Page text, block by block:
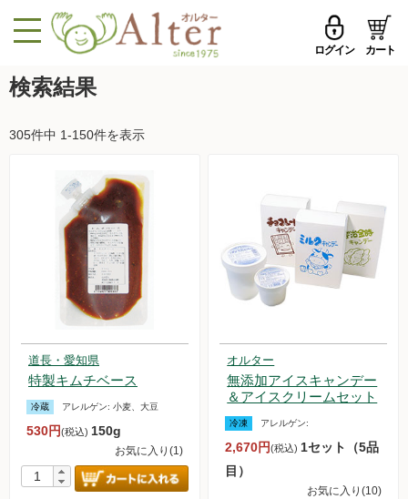
ログイン カート
メールアドレス
メールアドレスを保存する
パスワードを忘れた方はこちら
初めての方へ
新規一般会員登録
MENU
トップページへ戻る
セール品・おすすめ
お試しセット
今週の新登場
野菜
果物
無農薬豆
パン・蜂蜜・ジャム他
検索結果
305件中 1-150件を表示
道長・愛知県
特製キムチベース
冷蔵 アレルゲン: 小麦、大豆
530円(税込) 150g
お気に入り(1)
オルター
無添加アイスキャンデー
＆アイスクリームセット
冷凍 アレルゲン:
2,670円(税込)1セット（5品
目）
お気に入り(10)